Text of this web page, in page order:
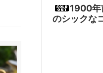
1900
のシックな